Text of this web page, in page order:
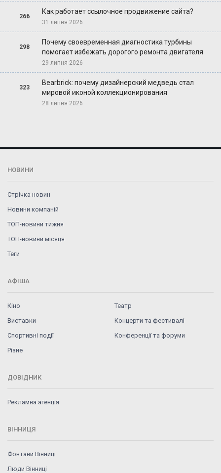
266
Как работает ссылочное продвижение сайта?
31 липня 2026
298
Почему своевременная диагностика турбины
помогает избежать дорогого ремонта двигателя
29 липня 2026
323
Bearbrick: почему дизайнерский медведь стал
мировой иконой коллекционирования
28 липня 2026
НОВИНИ
Стрічка новин
Новини компаній
ТОП-новини тижня
ТОП-новини місяця
Теги
АФІША
Кіно
Театр
Виставки
Концерти та фестивалі
Спортивні події
Конференції та форуми
Різне
ДОВІДНИК
Рекламна агенція
ВІННИЦЯ
Фонтани Вінниці
Люди Вінниці